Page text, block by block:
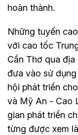
hoàn thành.
Những tuyến
với cao tốc
Cần Thơ qua
đưa vào sử dụng
hội phát triển
và Mỹ An - Cao
gian phát triển
từng được xem